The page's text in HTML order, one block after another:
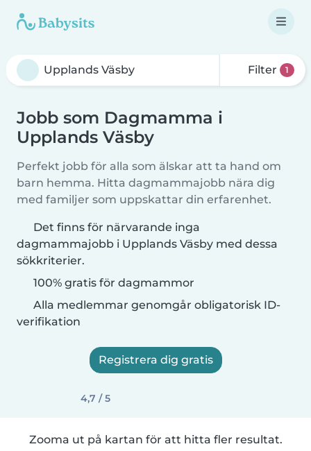
Filter 1
Jobb som Dagmamma i
Upplands Väsby
Perfekt jobb för alla som älskar att ta hand om
barn hemma. Hitta dagmammajobb nära dig
med familjer som uppskattar din erfarenhet.
Det finns för närvarande inga
dagmammajobb i Upplands Väsby med dessa
sökkriterier.
100% gratis för dagmammor
Alla medlemmar genomgår obligatorisk ID-
verifikation
Registrera dig gratis
4,7 / 5
Zooma ut på kartan för att hitta fler resultat.